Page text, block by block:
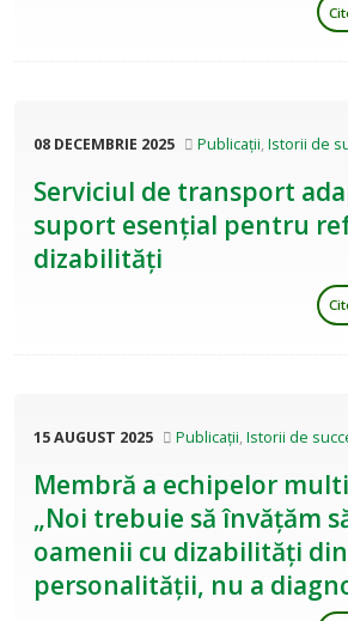
08 DECEMBRIE 2025 Publicații, Istorii de
Serviciul de transport
suport esențial pentru
dizabilități
15 AUGUST 2025 Publicații, Istorii de
Membră a echipelor
„Noi trebuie să învățăm
oamenii cu dizabilități
personalității, nu a